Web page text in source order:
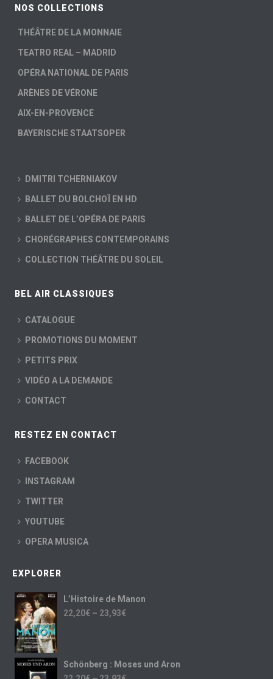
NOS COLLECTIONS
THÉÂTRE DE LA MONNAIE
TEATRO REAL – MADRID
OPÉRA NATIONAL DE PARIS
ARÈNES DE VÉRONE
AIX-EN-PROVENCE
BAYERISCHE STAATSOPER
DMITRI TCHERNIAKOV
BALLET DU BOLCHOÏ EN HD
BALLET DE L’OPÉRA DE PARIS
CHORÉGRAPHES CONTEMPORAINS
COLLECTION THÉÂTRE DU SOLEIL
BEL AIR CLASSIQUES
CATALOGUE
PROMOTIONS DU MOMENT
PETITS PRIX
VIDÉO A LA DEMANDE
CONTACT
RESTEZ EN CONTACT
FACEBOOK
INSTAGRAM
TWITTER
YOUTUBE
OPERA MUSICA
EXPLORER
L’Histoire de Manon
22,20€ – 23,93€
Schönberg : Moses und Aron